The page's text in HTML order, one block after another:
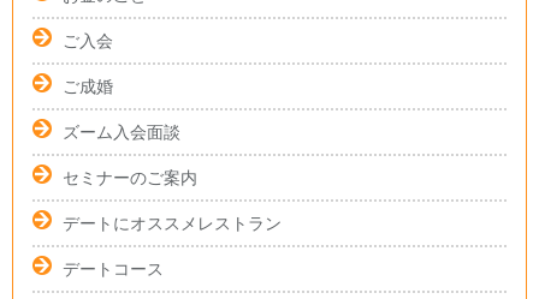
ご入会
ご成婚
ズーム入会面談
セミナーのご案内
デートにオススメレストラン
デートコース